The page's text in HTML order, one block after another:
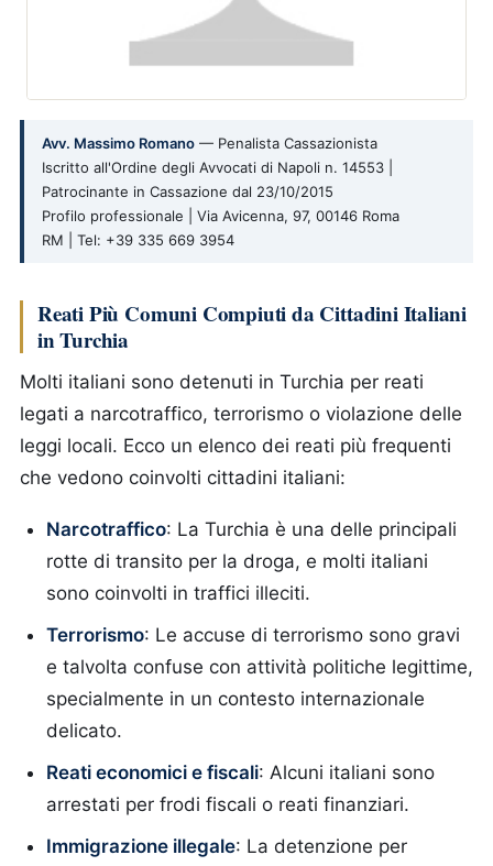
Avv. Massimo Romano — Penalista Cassazionista
Iscritto all'Ordine degli Avvocati di Napoli n. 14553 |
Patrocinante in Cassazione dal 23/10/2015
Profilo professionale | Via Avicenna, 97, 00146 Roma
RM | Tel: +39 335 669 3954
Reati Più Comuni Compiuti da Cittadini Italiani
in Turchia
Molti italiani sono detenuti in Turchia per reati
legati a narcotraffico, terrorismo o violazione delle
leggi locali. Ecco un elenco dei reati più frequenti
che vedono coinvolti cittadini italiani:
Narcotraffico: La Turchia è una delle principali
rotte di transito per la droga, e molti italiani
sono coinvolti in traffici illeciti.
Terrorismo: Le accuse di terrorismo sono gravi
e talvolta confuse con attività politiche legittime,
specialmente in un contesto internazionale
delicato.
Reati economici e fiscali: Alcuni italiani sono
arrestati per frodi fiscali o reati finanziari.
Immigrazione illegale: La detenzione per